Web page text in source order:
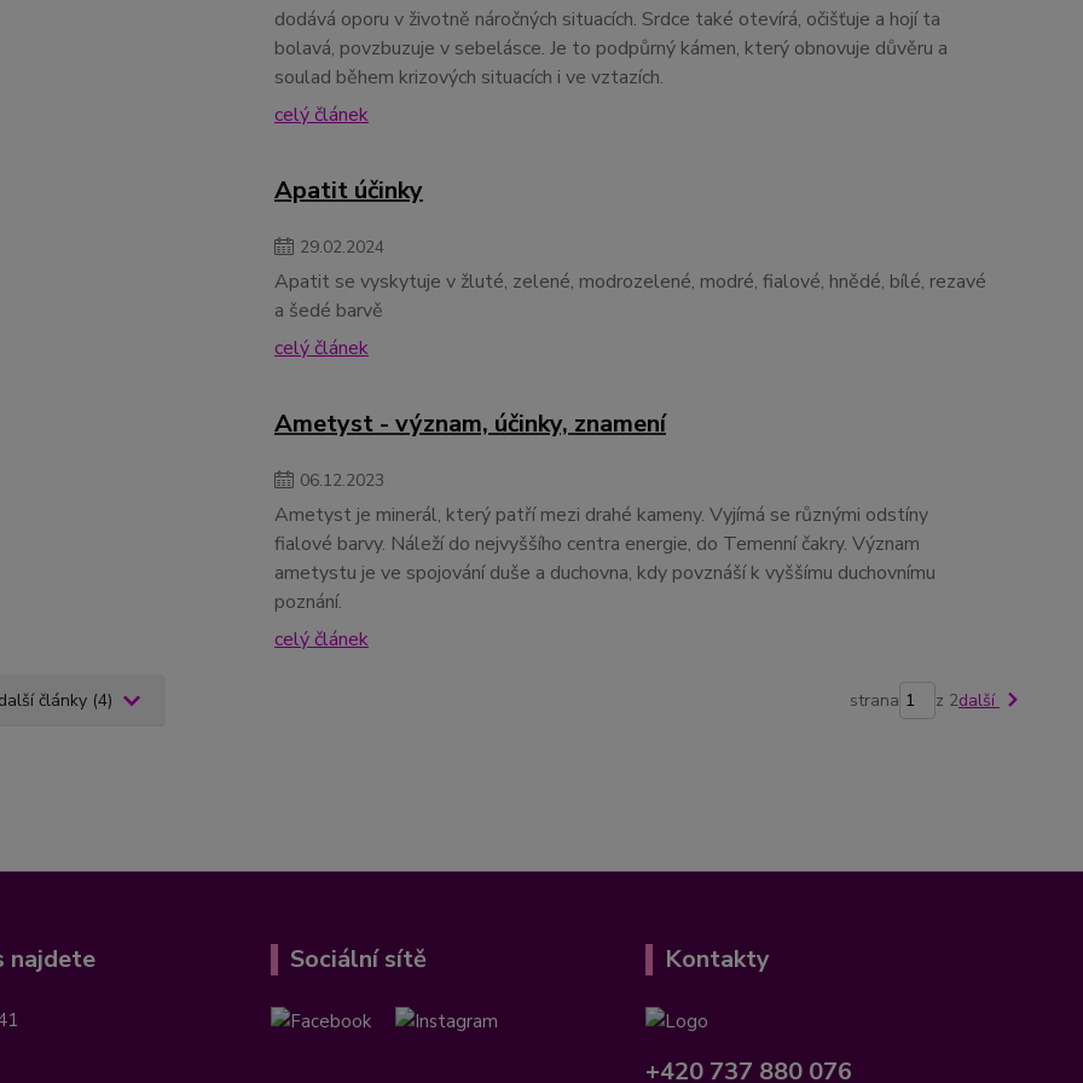
dodává oporu v životně náročných situacích. Srdce také otevírá, očišťuje a hojí ta
bolavá, povzbuzuje v sebelásce. Je to podpůrný kámen, který obnovuje důvěru a
soulad během krizových situacích i ve vztazích.
celý článek
Apatit účinky
29.02.2024
Apatit se vyskytuje v žluté, zelené, modrozelené, modré, fialové, hnědé, bílé, rezavé
a šedé barvě
celý článek
Ametyst - význam, účinky, znamení
06.12.2023
Ametyst je minerál, který patří mezi drahé kameny. Vyjímá se různými odstíny
fialové barvy. Náleží do nejvyššího centra energie, do Temenní čakry. Význam
ametystu je ve spojování duše a duchovna, kdy povznáší k vyššímu duchovnímu
poznání.
celý článek
články (4) strana z 2další
najdete Sociální sítě Kontakty
+420 737 880 076